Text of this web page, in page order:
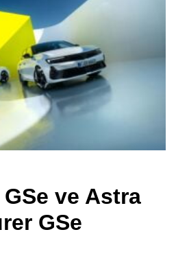
ve Astra
GSe